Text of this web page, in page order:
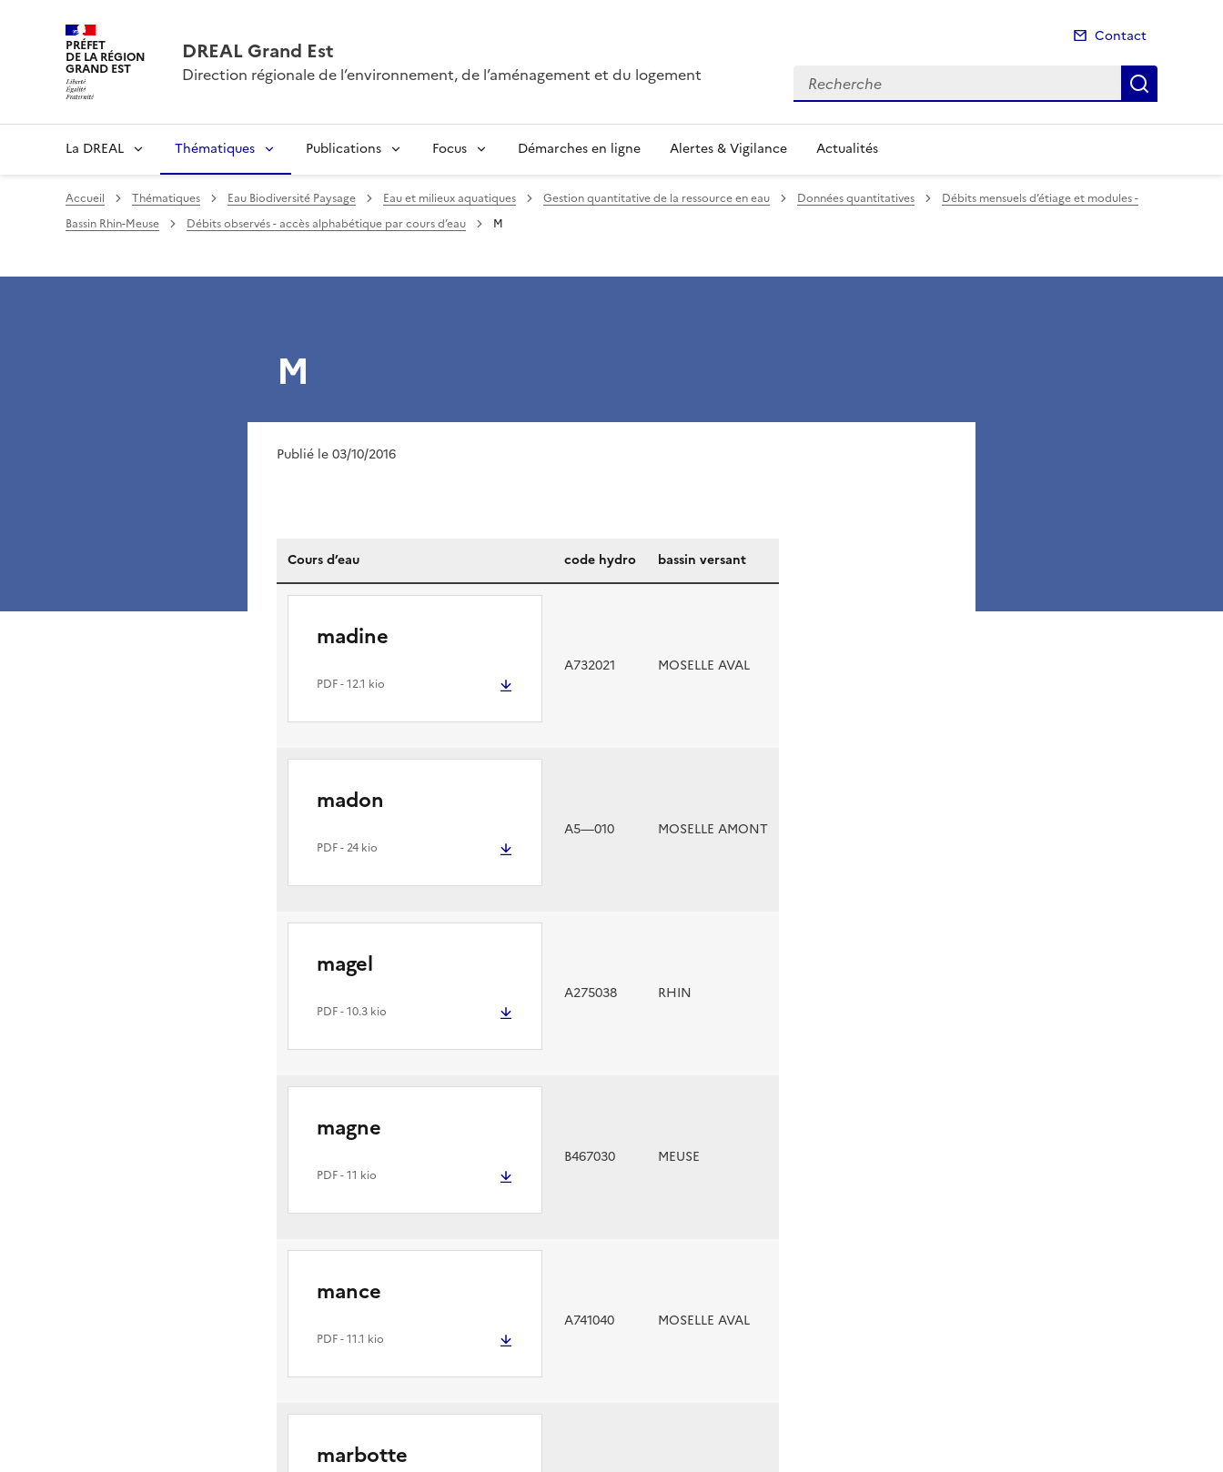
PRÉFET
DE LA RÉGION
GRAND EST
DREAL Grand Est
Direction régionale de l’environnement, de l’aménagement et du logement
Contact
Recherche
La DREAL Thématiques Publications Focus Démarches en ligne Alertes & Vigilance Actualités
Accueil Thématiques Eau Biodiversité Paysage Eau et milieux aquatiques Gestion quantitative de la ressource en eau Données quantitatives
Débits mensuels d’étiage et modules -
Bassin Rhin-Meuse
Débits observés - accès alphabétique par cours d’eau M
M
Publié le 03/10/2016
Cours d’eau code hydro bassin versant
madine
PDF- 12.1 kio
A732021 MOSELLE AVAL
madon
PDF- 24 kio
A5—010 MOSELLE AMONT
magel
PDF- 10.3 kio
A275038 RHIN
magne
PDF- 11 kio
B467030 MEUSE
mance
PDF- 11.1 kio
A741040 MOSELLE AVAL
marbotte